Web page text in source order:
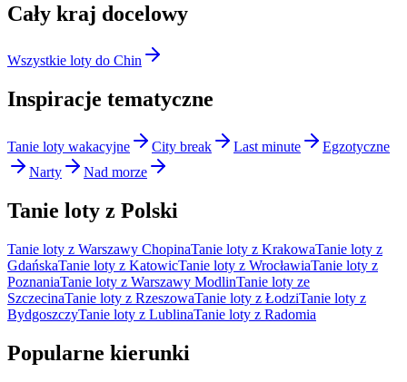
Cały kraj docelowy
Wszystkie loty do Chin
Inspiracje tematyczne
Tanie loty wakacyjne City break Last minute
Egzotyczne
Narty
Nad morze
Tanie loty z Polski
Tanie loty z Warszawy ChopinaTanie loty z KrakowaTanie loty z
GdańskaTanie loty z KatowicTanie loty z WrocławiaTanie loty z
PoznaniaTanie loty z Warszawy ModlinTanie loty ze
SzczecinaTanie loty z RzeszowaTanie loty z ŁodziTanie loty z
BydgoszczyTanie loty z LublinaTanie loty z Radomia
Popularne kierunki